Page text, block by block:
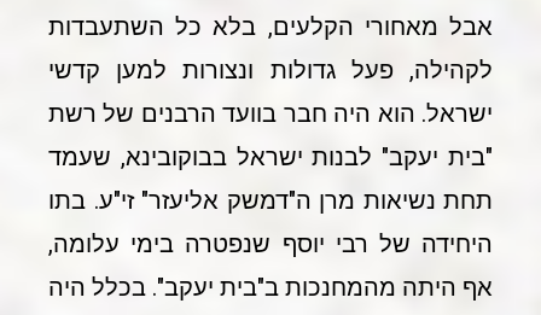
אבל מאחורי הקלעים, בלא כל השתעבדות
לקהילה, פעל גדולות ונצורות למען קדשי
ישראל. הוא היה חבר בוועד הרבנים של רשת
"בית יעקב" לבנות ישראל בבוקובינא, שעמד
תחת נשיאות מרן ה"דמשק אליעזר" זי"ע. בתו
היחידה של רבי יוסף שנפטרה בימי עלומה,
אף היתה מהמחנכות ב"בית יעקב". בכלל היה